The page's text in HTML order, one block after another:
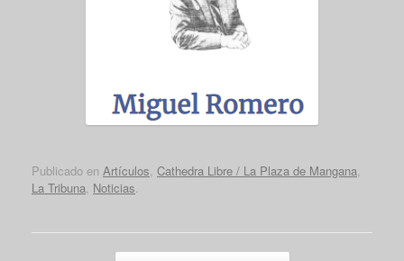
Publicado en Artículos Cathedra Libre / La Plaza de Mangana
La Tribuna Noticias